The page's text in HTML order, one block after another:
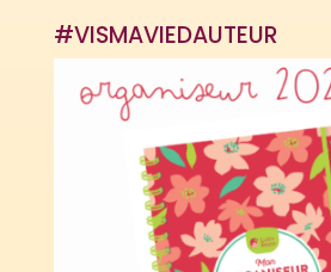
#VISMAVIEDAUTEUR